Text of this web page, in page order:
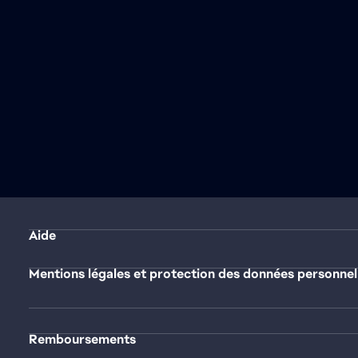
Aide
Mentions légales et protection des données
Remboursements